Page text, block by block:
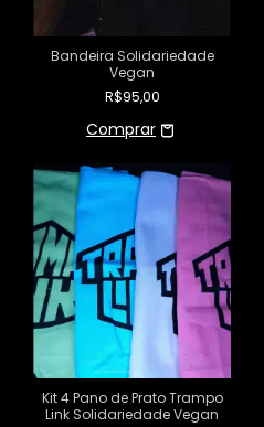
Bandeira Solidariedade
Vegan
R$95,00
Kit 4 Pano de Prato Trampo
Link Solidariedade Vegan